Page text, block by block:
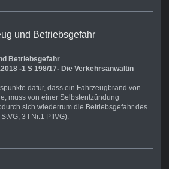
und Betriebsgefahr
Betriebsgefahr
-1 S 198/17- Die Verkehrsanwältin
dafür, dass ein Fahrzeugbrand von
muss von einer Selbstentzündung
sich wiederrum die Betriebsgefahr des
3 I Nr.1 PflVG).